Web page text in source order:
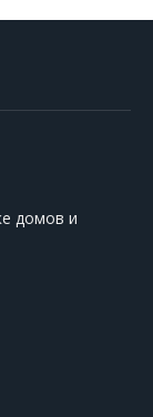
домов и